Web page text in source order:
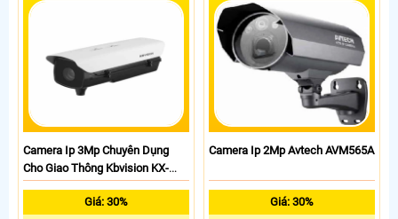
Camera Ip 3Mp Chuyên Dụng
Cho Giao Thông Kbvision KX-
F3008ITN
Giá: 30%
Camera Ip 2Mp Avtech AVM565A
Giá: 30%